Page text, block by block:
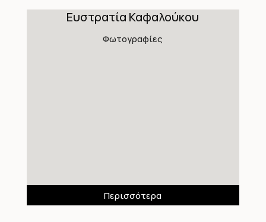
Ευστρατία Καφαλούκου
Φωτογραφίες
Περισσότερα